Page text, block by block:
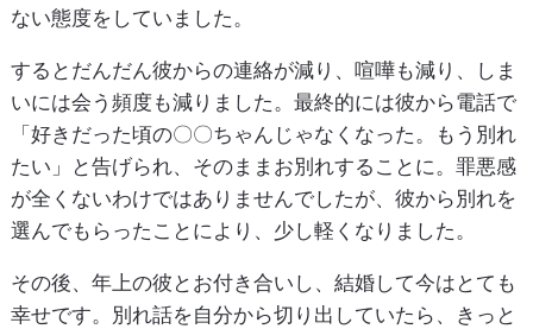
ない態度をしていました。
するとだんだん彼からの連絡が減り、喧嘩も減り、しま
いには会う頻度も減りました。最終的には彼から電話で
「好きだった頃の〇〇ちゃんじゃなくなった。もう別れ
たい」と告げられ、そのままお別れすることに。罪悪感
が全くないわけではありませんでしたが、彼から別れを
選んでもらったことにより、少し軽くなりました。
その後、年上の彼とお付き合いし、結婚して今はとても
幸せです。別れ話を自分から切り出していたら、きっと